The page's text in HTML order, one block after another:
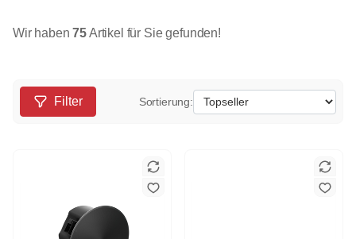
Wir haben75Artikel für Sie gefunden!
Filter Sortierung: